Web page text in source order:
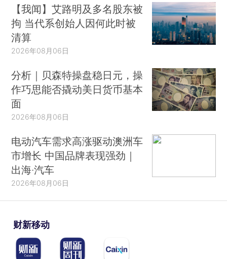
【我闻】艾路明及多名股东被
拘 当代系创始人因何此时被
清算
2026年08月06日
分析｜贝森特操盘稳日元，操
作巧思能否撬动美日货币基本
面
2026年08月06日
电动汽车需求高涨驱动澳洲车
市增长 中国品牌表现强劲｜
出海·汽车
2026年08月06日
财新移动